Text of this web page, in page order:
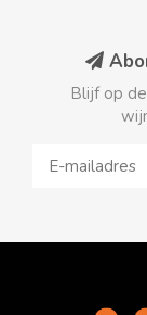
Blijf op